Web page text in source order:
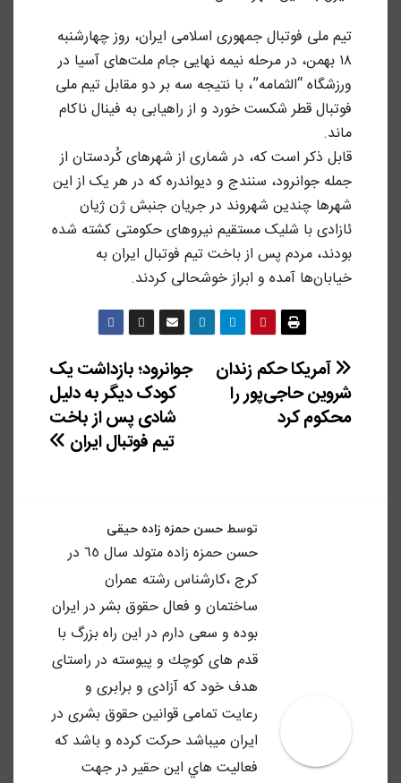
تیم ملی فوتبال جمهوری اسلامی ایران، روز چهارشنبه
۱۸ بهمن، در مرحله نیمه نهایی جام ملت‌های آسیا در
ورزشگاه “الثمامه”، با نتیجه سه بر دو مقابل تیم ملی
فوتبال قطر شکست خورد و از راهیابی به فینال ناکام
ماند.
قابل ذکر است که، در شماری از شهرهای کُردستان از
جمله جوانرود، سنندج و دیواندره که در هر یک از این
شهرها چندین شهروند در جریان جنبش ژن ژیان
ئازادی با شلیک مستقیم نیروهای حکومتی کشته شده
بودند، مردم پس از باخت تیم فوتبال ایران به
خیابان‌ها آمده و ابراز خوشحالی کردند.
راهبری
نوشته
جوانرود؛ بازداشت یک
کودک دیگر به دلیل
شادی پس از باخت
تیم فوتبال ایران
آمریکا حکم زندان
شروین حاجی‌پور را
محکوم کرد
توسط حسن حمزه زاده حیقی
حسن حمزه زاده متولد سال ٦٥ در
كرج ،كارشناس رشته عمران
ساختمان و فعال حقوق بشر در ايران
بوده و سعى دارم در اين راه بزرگ با
قدم هاى كوچك و پيوسته در راستاى
هدف خود كه آزادى و برابرى و
رعايت تمامى قوانين حقوق بشرى در
ايران ميباشد حركت كرده و باشد كه
فعاليت هاي اين حقير در جهت